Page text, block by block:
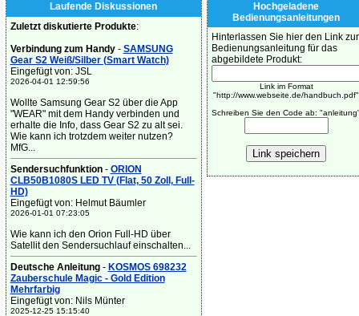
Laufende Diskussionen
Zuletzt diskutierte Produkte:
Verbindung zum Handy- SAMSUNG
Gear S2 Weiß/Silber (Smart Watch)
Eingefügt von: JSL
2026-04-01 12:59:56
Wollte Samsung Gear S2 über die App
"WEAR" mit dem Handy verbinden und
erhalte die Info, dass Gear S2 zu alt sei.
Wie kann ich trotzdem weiter nutzen?
MfG...
Sendersuchfunktion- ORION
CLB50B1080S LED TV (Flat, 50 Zoll, Full-
HD)
Eingefügt von: Helmut Bäumler
2026-01-01 07:23:05
Wie kann ich den Orion Full-HD über
Satellit den Sendersuchlauf einschalten...
Deutsche Anleitung- KOSMOS 698232
Zauberschule Magic - Gold Edition
Mehrfarbig
Eingefügt von: Nils Münter
2025-12-25 15:15:40
Hochgeladene
Bedienungsanleitungen
Hinterlassen Sie hier den Link zur
Bedienungsanleitung für das
abgebildete Produkt:
Link im Format
"http://www.webseite.de/handbuch.pdf"
Schreiben Sie den Code ab: